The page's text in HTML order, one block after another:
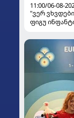
11:00/06-08-
"ვერ
ფიგუ